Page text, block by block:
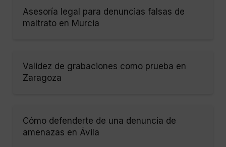
Asesoría legal para denuncias falsas de
maltrato en Murcia
Validez de grabaciones como prueba en
Zaragoza
Cómo defenderte de una denuncia de
amenazas en Ávila